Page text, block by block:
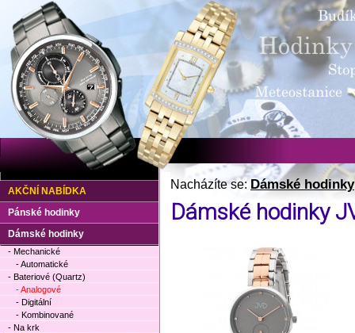
Nacházíte se:Dámské hodinky
Dámské hodinky
AKČNÍ NABÍDKA
Pánské hodinky
Dámské hodinky
- Mechanické
- Automatické
- Bateriové (Quartz)
- Analogové
- Digitální
- Kombinované
- Na krk